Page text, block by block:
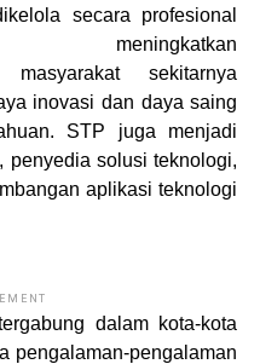
secara profesional
masyarakat sekitarnya
inovasi dan daya saing
STP juga menjadi
penyedia solusi teknologi,
aplikasi teknologi
dalam kota-kota
pengalaman-pengalaman